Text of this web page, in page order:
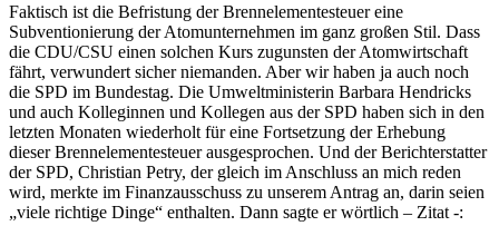
Faktisch ist die Befristung der Brennelementesteuer eine
Subventionierung der Atomunternehmen im ganz großen Stil. Dass
die CDU/CSU einen solchen Kurs zugunsten der Atomwirtschaft
fährt, verwundert sicher niemanden. Aber wir haben ja auch noch
die SPD im Bundestag. Die Umweltministerin Barbara Hendricks
und auch Kolleginnen und Kollegen aus der SPD haben sich in den
letzten Monaten wiederholt für eine Fortsetzung der Erhebung
dieser Brennelementesteuer ausgesprochen. Und der Berichterstatter
der SPD, Christian Petry, der gleich im Anschluss an mich reden
wird, merkte im Finanzausschuss zu unserem Antrag an, darin seien
„viele richtige Dinge“ enthalten. Dann sagte er wörtlich – Zitat -: